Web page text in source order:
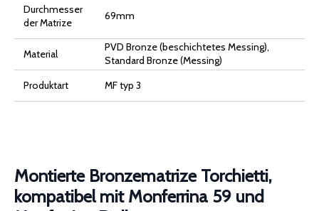
Durchmesser
der Matrize
69mm
Material
PVD Bronze (beschichtetes Messing),
Standard Bronze (Messing)
Produktart
MF typ 3
Montierte Bronzematrize Torchietti,
kompatibel mit Monferrina 59 und